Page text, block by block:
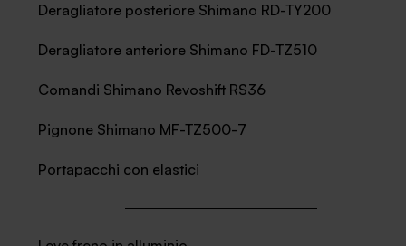
Deragliatore posteriore Shimano RD-TY200
Deragliatore anteriore Shimano FD-TZ510
Comandi Shimano Revoshift RS36
Pignone Shimano MF-TZ500-7
Portapacchi con elastici